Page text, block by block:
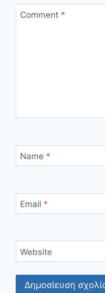
Comment *
Name *
Email *
Website